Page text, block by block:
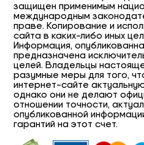
защищен применимым
международным
праве. Копирование и
сайта в каких-либо иных
Информация,
предназначена
целей. Владельцы
разумные меры для того,
интернет-сайте
однако они не делают
отношении точности,
опубликованной
гарантий на этот счет.